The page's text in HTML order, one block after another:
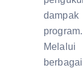
dampak
program.
Melalui
berbagai